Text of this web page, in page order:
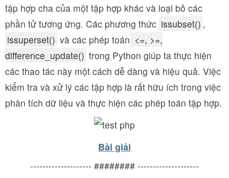
tập hợp cha của một tập hợp khác và loại bỏ các
phần tử tương ứng. Các phương thức issubset() ,
issuperset() và các phép toán <=, >=,
difference_update() trong Python giúp ta thực hiện
các thao tác này một cách dễ dàng và hiệu quả. Việc
kiểm tra và xử lý các tập hợp là rất hữu ích trong việc
phân tích dữ liệu và thực hiện các phép toán tập hợp.
Bài giải
-------------------- ######## --------------------